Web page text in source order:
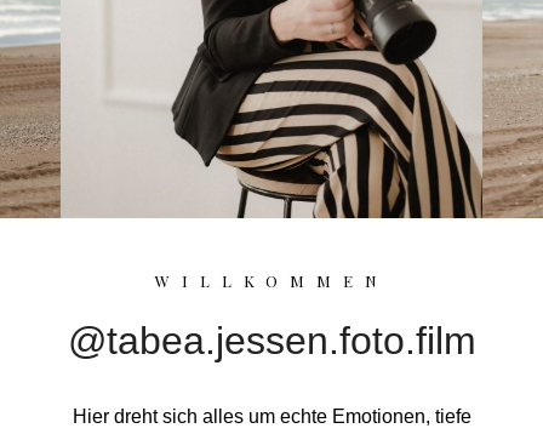
WILLKOMMEN
@tabea.jessen.foto.film
Hier dreht sich alles um echte Emotionen, tiefe